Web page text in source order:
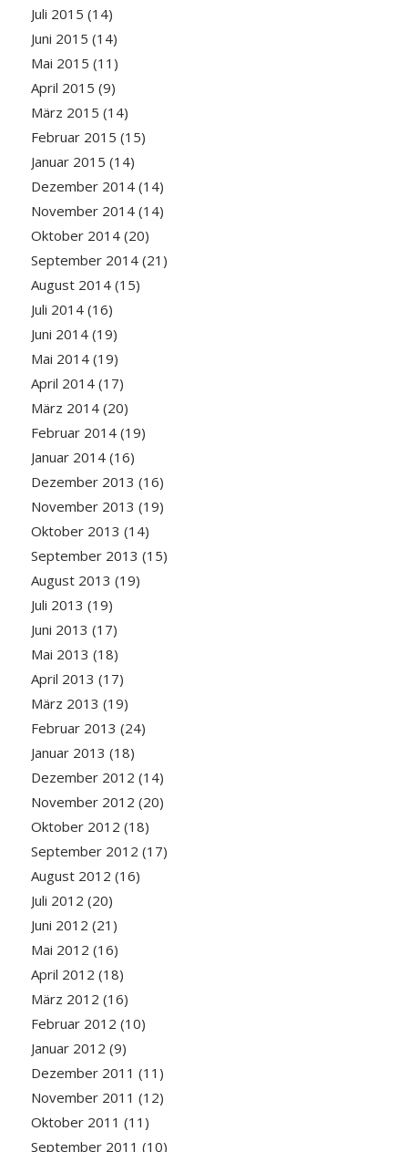
Juli 2015 (14)
Juni 2015 (14)
Mai 2015 (11)
April 2015 (9)
März 2015 (14)
Februar 2015 (15)
Januar 2015 (14)
Dezember 2014(14)
November 2014(14)
Oktober 2014(20)
September 2014(21)
August 2014(15)
Juli 2014(16)
Juni 2014(19)
Mai 2014(19)
April 2014(17)
März 2014(20)
Februar 2014(19)
Januar 2014(16)
Dezember 2013 (16)
November 2013 (19)
Oktober 2013 (14)
September 2013 (15)
August 2013 (19)
Juli 2013 (19)
Juni 2013 (17)
Mai 2013 (18)
April 2013 (17)
März 2013 (19)
Februar 2013 (24)
Januar 2013 (18)
Dezember 2012 (14)
November 2012 (20)
Oktober 2012 (18)
September 2012 (17)
August 2012 (16)
Juli 2012 (20)
Juni 2012 (21)
Mai 2012 (16)
April 2012 (18)
März 2012 (16)
Februar 2012 (10)
Januar 2012 (9)
Dezember 2011 (11)
November 2011 (12)
Oktober 2011 (11)
September 2011 (10)